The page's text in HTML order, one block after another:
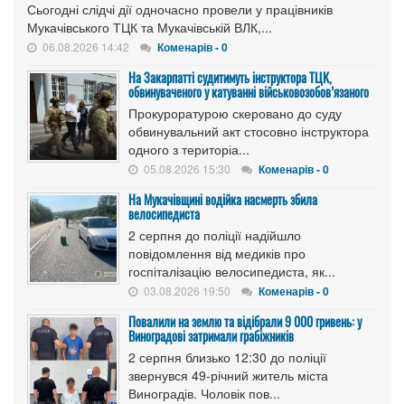
Сьогодні слідчі дії одночасно провели у працівників
Мукачівського ТЦК та Мукачівській ВЛК,...
06.08.2026 14:42 Коменарів - 0
На Закарпатті судитимуть інструктора ТЦК,
обвинуваченого у катуванні військовозобов’язаного
Прокуроратурою скеровано до суду
обвинувальний акт стосовно інструктора
одного з територіа...
05.08.2026 15:30 Коменарів - 0
На Мукачівщині водійка насмерть збила
велосипедиста
2 серпня до поліції надійшло
повідомлення від медиків про
госпіталізацію велосипедиста, як...
03.08.2026 19:50 Коменарів - 0
Повалили на землю та відібрали 9 000 гривень: у
Виноградові затримали грабіжників
2 серпня близько 12:30 до поліції
звернувся 49-річний житель міста
Виноградів. Чоловік пов...